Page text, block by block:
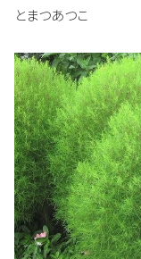
とまつあつこ